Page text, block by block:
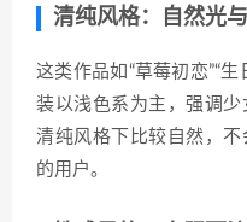
清纯风格：自然光
这类作品如“草莓初恋”“
装以浅色系为主，强调
清纯风格下比较自然，
的用户。